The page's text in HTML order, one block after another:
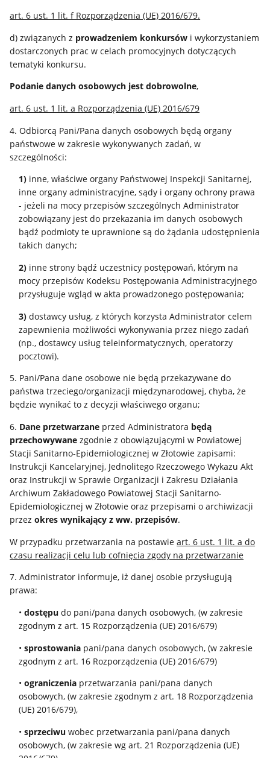
art. 6 ust. 1 lit. f Rozporządzenia (UE) 2016/679.
d) związanych z prowadzeniem konkursów i wykorzystaniem
dostarczonych prac w celach promocyjnych dotyczących
tematyki konkursu.
Podanie danych osobowych jest dobrowolne,
art. 6 ust. 1 lit. a Rozporządzenia (UE) 2016/679
4. Odbiorcą Pani/Pana danych osobowych będą organy
państwowe w zakresie wykonywanych zadań, w
szczególności:
1) inne, właściwe organy Państwowej Inspekcji Sanitarnej,
inne organy administracyjne, sądy i organy ochrony prawa
- jeżeli na mocy przepisów szczególnych Administrator
zobowiązany jest do przekazania im danych osobowych
bądź podmioty te uprawnione są do żądania udostępnienia
takich danych;
2) inne strony bądź uczestnicy postępowań, którym na
mocy przepisów Kodeksu Postępowania Administracyjnego
przysługuje wgląd w akta prowadzonego postępowania;
3) dostawcy usług, z których korzysta Administrator celem
zapewnienia możliwości wykonywania przez niego zadań
(np., dostawcy usług teleinformatycznych, operatorzy
pocztowi).
5. Pani/Pana dane osobowe nie będą przekazywane do
państwa trzeciego/organizacji międzynarodowej, chyba, że
będzie wynikać to z decyzji właściwego organu;
6. Dane przetwarzane przed Administratora będą
przechowywanezgodnie z obowiązującymi w Powiatowej
Stacji Sanitarno-Epidemiologicznej w Złotowie zapisami:
Instrukcji Kancelaryjnej, Jednolitego Rzeczowego Wykazu Akt
oraz Instrukcji w Sprawie Organizacji i Zakresu Działania
Archiwum Zakładowego Powiatowej Stacji Sanitarno-
Epidemiologicznej w Złotowie oraz przepisami o archiwizacji
przezokres wynikający z ww. przepisów.
W przypadku przetwarzania na postawieart. 6 ust. 1 lit. a do
czasu realizacji celu lub cofnięcia zgody na przetwarzanie
7. Administrator informuje, iż danej osobie przysługują
prawa:
•dostępu do pani/pana danych osobowych, (w zakresie
zgodnym z art. 15 Rozporządzenia (UE) 2016/679)
•sprostowania pani/pana danych osobowych, (w zakresie
zgodnym z art. 16 Rozporządzenia (UE) 2016/679)
•ograniczenia przetwarzania pani/pana danych
osobowych, (w zakresie zgodnym z art. 18 Rozporządzenia
(UE) 2016/679),
•sprzeciwuwobec przetwarzania pani/pana danych
osobowych, (w zakresie wg art. 21 Rozporządzenia (UE)